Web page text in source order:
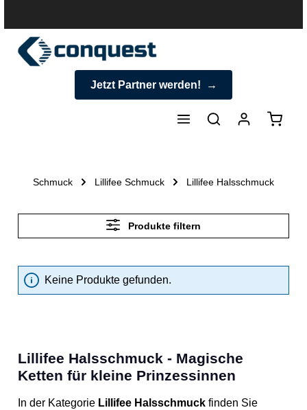
Jetzt Partner werden!
Schmuck Lillifee Schmuck Lillifee Halsschmuck
Produkte filtern
Keine Produkte gefunden.
Lillifee Halsschmuck - Magische
Ketten für kleine Prinzessinnen
In der Kategorie Lillifee Halsschmuck finden Sie